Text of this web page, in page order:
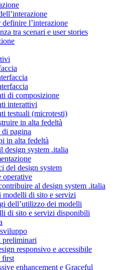
definire l’interazione
tra scenari e user stories
di composizione
interattivi
testuali (microtesti)
in alta fedeltà
pagina
in alta fedeltà
design system .italia
del design system
operative
al design system .italia
modelli di sito e servizi
dell’utilizzo dei modelli
di sito e servizi disponibili
preliminari
responsivo e accessibile
first
enhancement e Graceful